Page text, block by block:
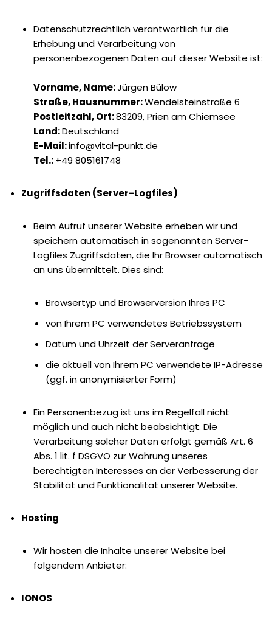
Datenschutzrechtlich verantwortlich für die
Erhebung und Verarbeitung von
personenbezogenen Daten auf dieser Website ist:
Vorname, Name:Jürgen Bülow
Straße, Hausnummer:Wendelsteinstraße 6
Postleitzahl, Ort:83209, Prien am Chiemsee
Land:Deutschland
E-Mail:info@vital-punkt.de
Tel.:+49 805161748
Zugriffsdaten (Server-Logfiles)
Beim Aufruf unserer Website erheben wir und
speichern automatisch in sogenannten Server-
Logfiles Zugriffsdaten, die Ihr Browser automatisch
an uns übermittelt. Dies sind:
Browsertyp und Browserversion Ihres PC
von Ihrem PC verwendetes Betriebssystem
Datum und Uhrzeit der Serveranfrage
die aktuell von Ihrem PC verwendete IP-Adresse
(ggf. in anonymisierter Form)
Ein Personenbezug ist uns im Regelfall nicht
möglich und auch nicht beabsichtigt. Die
Verarbeitung solcher Daten erfolgt gemäß Art. 6
Abs. 1 lit. f DSGVO zur Wahrung unseres
berechtigten Interesses an der Verbesserung der
Stabilität und Funktionalität unserer Website.
Hosting
Wir hosten die Inhalte unserer Website bei
folgendem Anbieter:
IONOS